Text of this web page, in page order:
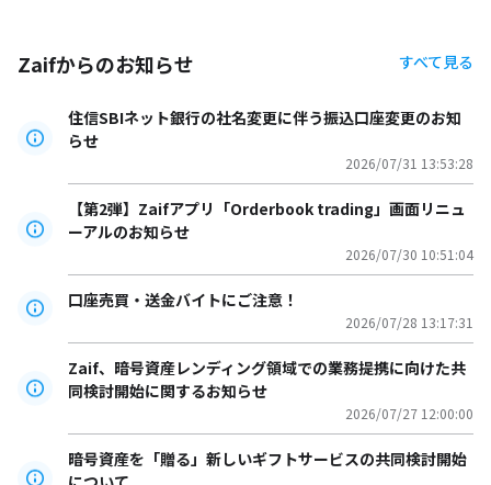
Zaifからのお知らせ すべて見る
住信SBIネット銀行の社名変更に伴う振込口座変更のお知
らせ
2026/07/31 13:53:28
【第2弾】Zaifアプリ「Orderbook trading」画面リニュ
ーアルのお知らせ
2026/07/30 10:51:04
口座売買・送金バイトにご注意！
2026/07/28 13:17:31
Zaif、暗号資産レンディング領域での業務提携に向けた共
同検討開始に関するお知らせ
2026/07/27 12:00:00
暗号資産を「贈る」新しいギフトサービスの共同検討開始